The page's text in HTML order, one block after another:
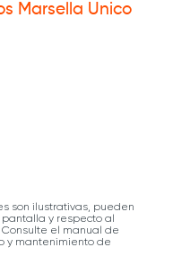
Marsella Unico
son ilustrativas, pueden
y respecto al
el manual de
y mantenimiento de